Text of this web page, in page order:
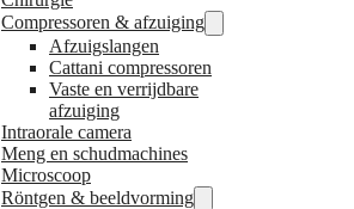
Compressoren & afzuiging
Afzuigslangen
Cattani compressoren
Vaste en verrijdbare
afzuiging
Intraorale camera
Meng en schudmachines
Microscoop
Röntgen & beeldvorming